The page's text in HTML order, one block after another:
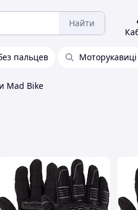
Найти
пальцев Моторукавиці
Mad Bike